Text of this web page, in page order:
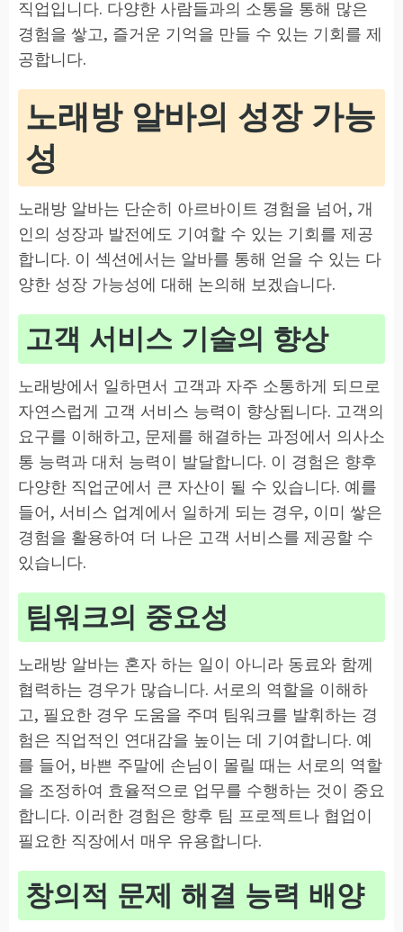
직업입니다. 다양한 사람들과의 소통을 통해 많은
경험을 쌓고, 즐거운 기억을 만들 수 있는 기회를 제
공합니다.
노래방 알바의 성장 가능
성
노래방 알바는 단순히 아르바이트 경험을 넘어, 개
인의 성장과 발전에도 기여할 수 있는 기회를 제공
합니다. 이 섹션에서는 알바를 통해 얻을 수 있는 다
양한 성장 가능성에 대해 논의해 보겠습니다.
고객 서비스 기술의 향상
노래방에서 일하면서 고객과 자주 소통하게 되므로
자연스럽게 고객 서비스 능력이 향상됩니다. 고객의
요구를 이해하고, 문제를 해결하는 과정에서 의사소
통 능력과 대처 능력이 발달합니다. 이 경험은 향후
다양한 직업군에서 큰 자산이 될 수 있습니다. 예를
들어, 서비스 업계에서 일하게 되는 경우, 이미 쌓은
경험을 활용하여 더 나은 고객 서비스를 제공할 수
있습니다.
팀워크의 중요성
노래방 알바는 혼자 하는 일이 아니라 동료와 함께
협력하는 경우가 많습니다. 서로의 역할을 이해하
고, 필요한 경우 도움을 주며 팀워크를 발휘하는 경
험은 직업적인 연대감을 높이는 데 기여합니다. 예
를 들어, 바쁜 주말에 손님이 몰릴 때는 서로의 역할
을 조정하여 효율적으로 업무를 수행하는 것이 중요
합니다. 이러한 경험은 향후 팀 프로젝트나 협업이
필요한 직장에서 매우 유용합니다.
창의적 문제 해결 능력 배양